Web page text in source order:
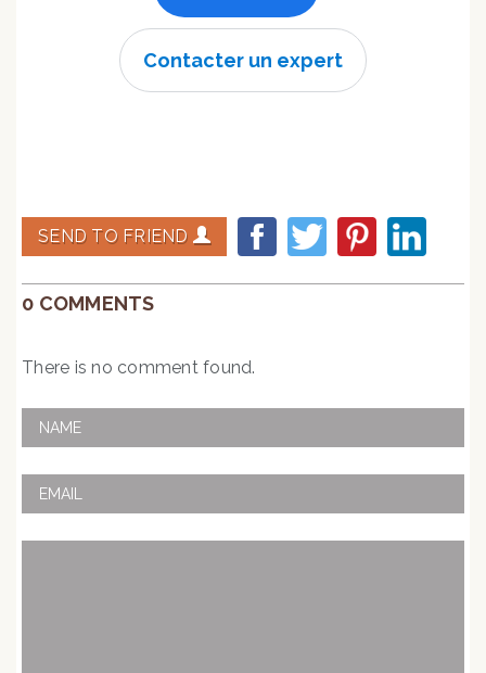
Contacter un expert
SEND TO FRIEND
0 COMMENTS
There is no comment found.